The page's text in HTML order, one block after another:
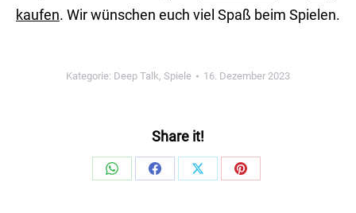
kaufen. Wir wünschen euch viel Spaß beim Spielen.
Kategorie: Deep Talk, Spiele 16. Dezember 2023
Share it!
Share
Share
Share
Share